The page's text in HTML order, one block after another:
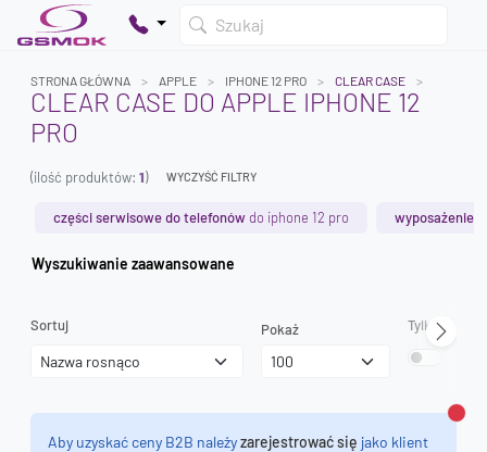
Szukaj
Dodaj produkty, aby kontynuować.
STRONA GŁÓWNA APPLE IPHONE 12 PRO CLEAR CASE
CLEAR CASE DO APPLE IPHONE 12
PRO
(ilość produktów: 1) WYCZYŚĆ FILTRY
części serwisowe do telefonów do iphone 12 pro wyposażenie
Wyszukiwanie zaawansowane
Sortuj Pokaż Tylko
Aby uzyskać ceny B2B należyzarejestrować się jako klient